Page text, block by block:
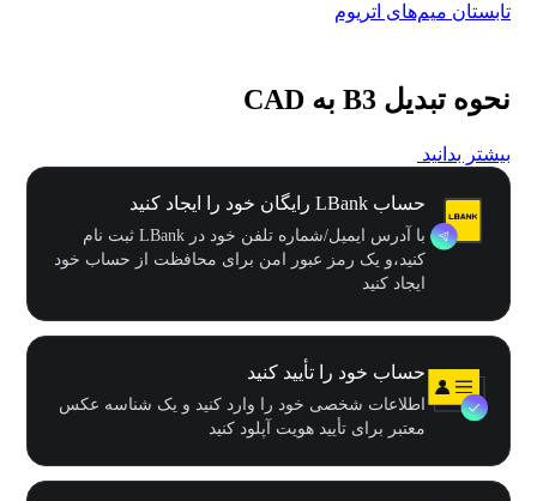
تابستان میم‌های اتریوم
نحوه تبدیل B3 به CAD
بیشتر بدانید
حساب LBank رایگان خود را ایجاد کنید
با آدرس ایمیل/شماره تلفن خود در LBank ثبت نام
کنید،و یک رمز عبور امن برای محافظت از حساب خود
ایجاد کنید
حساب خود را تأیید کنید
اطلاعات شخصی خود را وارد کنید و یک شناسه عکس
معتبر برای تأیید هویت آپلود کنید